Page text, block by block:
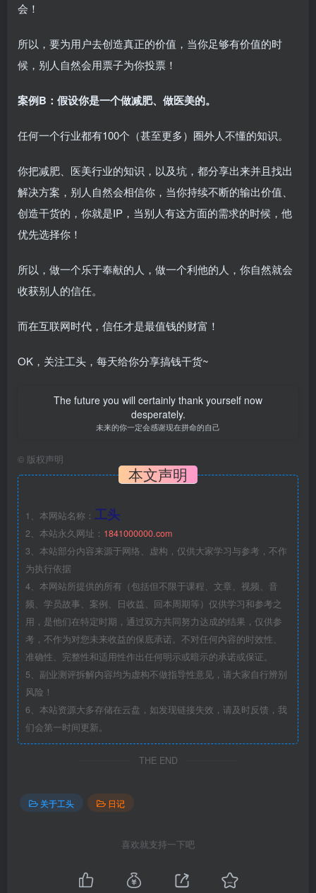
会！
所以，要为用户去创造真正的价值，当你足够有价值的时
候，别人自然会用票子为你投票！
案例B：假设你是一个做减肥、做医美的。
任何一个行业都有100个（甚至更多）圈外人不懂的知识。
你把减肥、医美行业的知识，以及坑，都分享出来并且找出
解决方案，别人自然会相信你，当你持续不断的输出价值、
创造干货的，你就是IP，当别人有这方面的需求的时候，他
优先选择你！
所以，做一个乐于奉献的人，做一个利他的人，你自然就会
收获别人的信任。
而在互联网时代，信任才是最值钱的财富！
OK，关注工头，每天给你分享搞钱干货~
The future you will certainly thank yourself now
desperately.
未来的你一定会感谢现在拼命的自己
© 版权声明
本文声明
1、本网站名称： 工头
2、本站永久网址： 1841000000.com
3、本站部分内容来源于网络、虚构，仅供大家学习与参考，不作
为执行依据
4、本网站所提供的所有（包括但不限于课程、文章、视频、音
频、学员故事、案例、日收益、回本周期等）仅供学习和参考之
用，是他们在特定时期，通过双方共同努力达成的结果，仅供参
考，不作为对您未来收益的保底承诺。不对任何内容的时效性、
准确性、完整性和适用性作出任何明示或暗示的承诺或保证。
5、副业测评拆解内容均为虚构不做指导性意见，请大家自行辨别
风险！
6、本站资源大多存储在云盘，如发现链接失效，请及时反馈，我
们会第一时间更新。
THE END
关于工头 日记
喜欢就支持一下吧